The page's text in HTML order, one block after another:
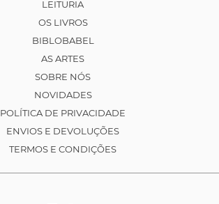
LEITURIA
OS LIVROS
BIBLOBABEL
AS ARTES
SOBRE NÓS
NOVIDADES
POLÍTICA DE PRIVACIDADE
ENVIOS E DEVOLUÇÕES
TERMOS E CONDIÇÕES